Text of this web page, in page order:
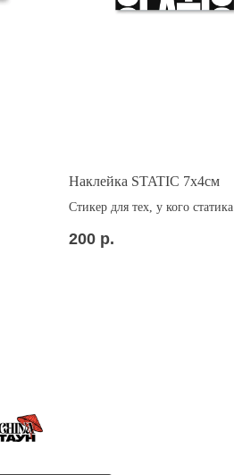
Наклейка STATIC 7x4см
Стикер для тех, у кого статика
200 р.